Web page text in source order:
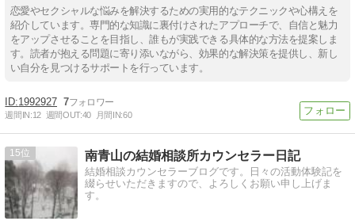
恋愛やセクシャルな悩みを解決するための実用的なテクニックや心構えを
紹介しています。専門的な知識に裏付けされたアプローチで、自信と魅力
をアップさせることを目指し、誰もが実践できる具体的な方法を提案しま
す。読者が抱える問題に寄り添いながら、効果的な解決策を提供し、新し
い自分を見つけるサポートを行っています。
1992927 7
週間IN:12 週間OUT:40 月間IN:60
15 南青山の結婚相談所カウンセラー日記
結婚相談カウンセラーブログです。日々の活動体験記を
綴らせいただきますので、よろしくお願い申し上げま
す。